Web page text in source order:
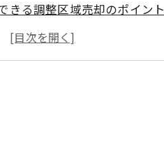
きる調整区域売却のポイント
成功には法人の戦略が鍵
区域売却の具体的手法
べき調整区域売却のメリット
が注意すべき点